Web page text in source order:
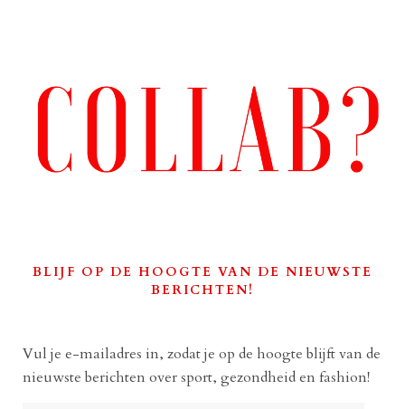
BLIJF OP DE HOOGTE VAN DE NIEUWSTE
BERICHTEN!
Vul je e-mailadres in, zodat je op de hoogte blijft van de
nieuwste berichten over sport, gezondheid en fashion!